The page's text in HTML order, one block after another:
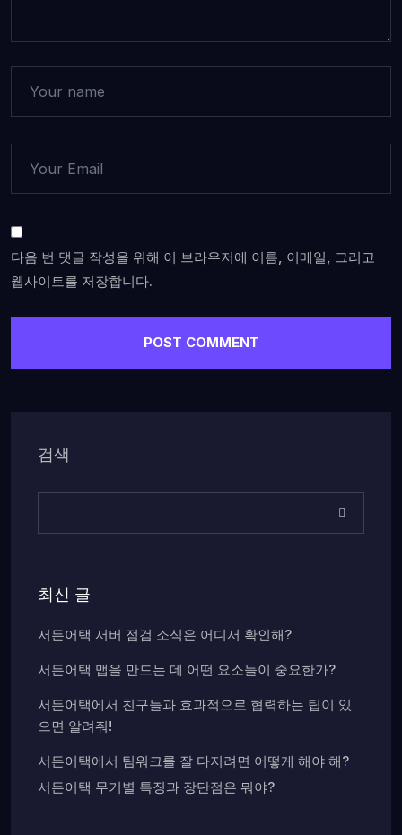
다음 번 댓글 작성을 위해 이 브라우저에 이름, 이메일, 그리고
웹사이트를 저장합니다.
검색
최신 글
서든어택 서버 점검 소식은 어디서 확인해?
서든어택 맵을 만드는 데 어떤 요소들이 중요한가?
서든어택에서 친구들과 효과적으로 협력하는 팁이 있
으면 알려줘!
서든어택에서 팀워크를 잘 다지려면 어떻게 해야 해?
서든어택 무기별 특징과 장단점은 뭐야?